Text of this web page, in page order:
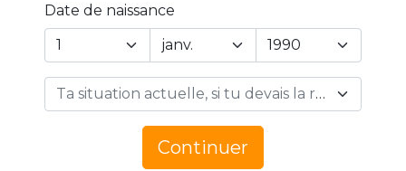
Date de naissance
Year
Day
Ta situation actuelle, si tu devais la résumer en 1 mot… *
Continuer